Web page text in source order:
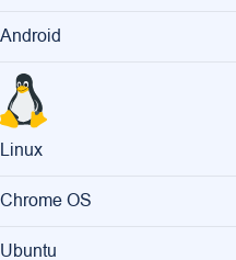
Android
Linux
Chrome OS
Ubuntu